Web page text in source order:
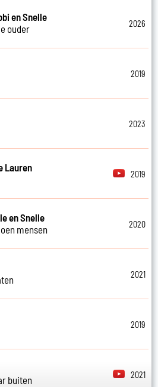
en Snelle
ouder
2026
2019
2023
Lauren
2019
en Snelle
mensen
2020
2021
2019
buiten
2021